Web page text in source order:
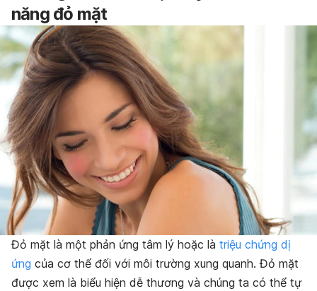
năng đỏ mặt
Đỏ mặt là một phản ứng tâm lý hoặc là triệu chứng dị
ứng của cơ thể đối với môi trường xung quanh. Đỏ mặt
được xem là biểu hiện dễ thương và chúng ta có thể tự